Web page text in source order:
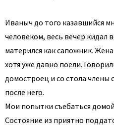
Иваныч до того казавшийся
человеком, весь вечер кидал
матерился как сапожник.
хотя уже давно поели.
домостроец и со стола члены
после него.
Мои попытки съебаться
Состояние из приятно